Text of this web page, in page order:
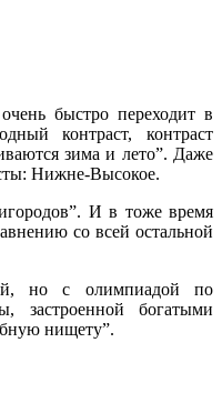
быстро переходит в
контраст, контраст
зима и лето”. Даже
Нижне-Высокое.
И в тоже время
со всей остальной
но с олимпиадой по
застроенной богатыми
нищету”.